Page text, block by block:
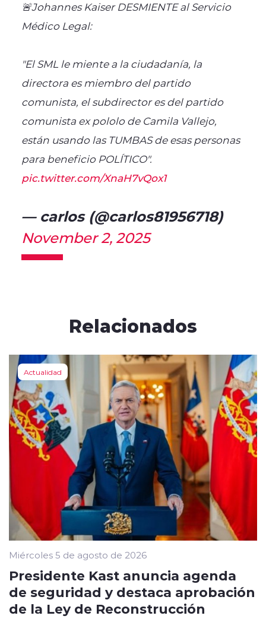
🚨Johannes Kaiser DESMIENTE al Servicio
Médico Legal:
"El SML le miente a la ciudadanía, la
directora es miembro del partido
comunista, el subdirector es del partido
comunista ex pololo de Camila Vallejo,
están usando las TUMBAS de esas personas
para beneficio POLÍTICO".
pic.twitter.com/XnaH7vQox1
— carlos (@carlos81956718)
November 2, 2025
Relacionados
Actualidad
Miércoles 5 de agosto de 2026
Presidente Kast anuncia agenda
de seguridad y destaca aprobación
de la Ley de Reconstrucción